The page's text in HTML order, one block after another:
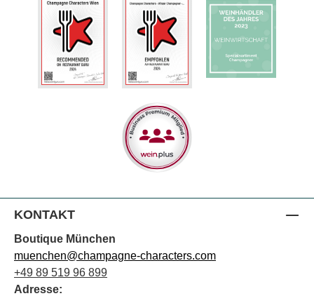
KONTAKT
Boutique München
muenchen@champagne-characters.com
+49 89 519 96 899
Adresse: